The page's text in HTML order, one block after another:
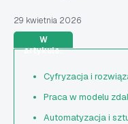
29 kwietnia 2026
W
artykule:
Cyfryzacja i
Praca w modelu
Automatyzacja i